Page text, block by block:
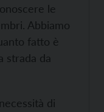
le
Abbiamo
fatto è
strada da
di